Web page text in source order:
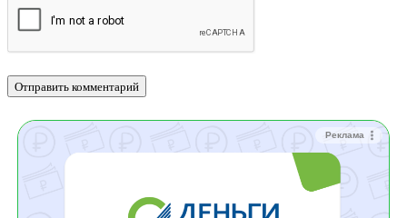
Реклама